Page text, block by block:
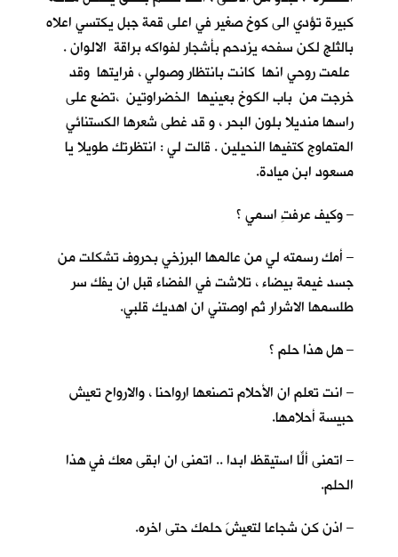
كبيرة تؤدي الى كوخ صغير في اعلى قمة جبل يكتسي اعلاه
بالثلج لكن سفحه يزدحم بأشجار لفواكه براقة الالوان .
علمت روحي انها كانت بانتظار وصولي ، فرايتها وقد
خرجت من باب الكوخ بعينيها الخضراوتين ،تضع على
راسها منديلا بلون البحر ، و قد غطى شعرها الكستنائي
المتماوج كتفيها النحيلين . قالت لي : انتظرتك طويلا يا
مسعود ابن ميادة.
– وكيف عرفتِ اسمي ؟
– أمك رسمته لي من عالمها البرزخي بحروف تشكلت من
جسد غيمة بيضاء ، تلاشت في الفضاء قبل ان يفك سر
طلسمها الاشرار ثم اوصتني ان اهديك قلبي.
– هل هذا حلم ؟
– انت تعلم ان الأحلام تصنعها ارواحنا ، والارواح تعيش
حبيسة أحلامها.
– اتمنى ألّا استيقظ ابدا .. اتمنى ان ابقى معكِ في هذا
الحلم.
– اذن كن شجاعا لتعيشَ حلمك حتى اخره.